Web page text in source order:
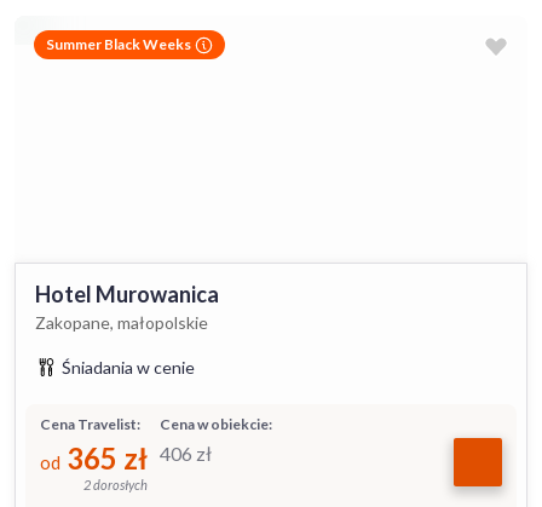
Summer Black Weeks
Hotel Murowanica
Zakopane, małopolskie
Śniadania w cenie
Cena w obiekcie:
406 zł
Cena Travelist:
od 365 zł
2 dorosłych